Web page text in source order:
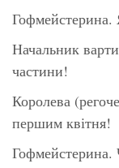
Гофмейстерина.
Начальник
частини!
Королева
першим квітня!